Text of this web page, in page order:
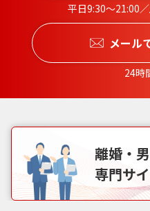
平日9:30〜21:00
メール
24時
離婚・
専門サ